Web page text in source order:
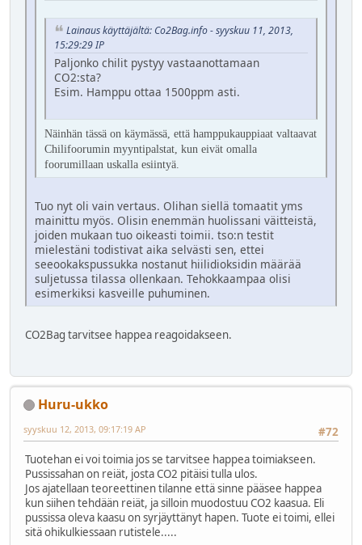
Lainaus käyttäjältä: Co2Bag.info - syyskuu 11, 2013,
15:29:29 IP
Paljonko chilit pystyy vastaanottamaan
CO2:sta?
Esim. Hamppu ottaa 1500ppm asti.
Näinhän tässä on käymässä, että hamppukauppiaat valtaavat
Chilifoorumin myyntipalstat, kun eivät omalla
foorumillaan uskalla esiintyä.
Tuo nyt oli vain vertaus. Olihan siellä tomaatit yms
mainittu myös. Olisin enemmän huolissani väitteistä,
joiden mukaan tuo oikeasti toimii. tso:n testit
mielestäni todistivat aika selvästi sen, ettei
seeookakspussukka nostanut hiilidioksidin määrää
suljetussa tilassa ollenkaan. Tehokkaampaa olisi
esimerkiksi kasveille puhuminen.
CO2Bag tarvitsee happea reagoidakseen.
Huru-ukko
#72
syyskuu 12, 2013, 09:17:19 AP
Tuotehan ei voi toimia jos se tarvitsee happea toimiakseen.
Pussissahan on reiät, josta CO2 pitäisi tulla ulos.
Jos ajatellaan teoreettinen tilanne että sinne pääsee happea
kun siihen tehdään reiät, ja silloin muodostuu CO2 kaasua. Eli
pussissa oleva kaasu on syrjäyttänyt hapen. Tuote ei toimi, ellei
sitä ohikulkiessaan rutistele.....